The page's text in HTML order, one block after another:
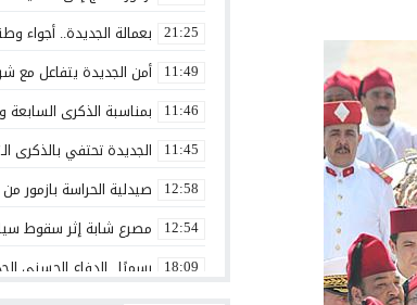
21:25 بعمالة الجديدة.. أجواء وطنية
11:49 أمن الجديدة يتفاعل مع
11:46 بمناسبة الذكرى السابعة
11:45 الجديدة تحتفي بالذكرى الـ27 لعيد العرش المجيد بتدشين مشاريع تنموية واجتماعية وتعزيز مبادرات الإدماج
12:58 صيدلية الحراسة بازمور من منتصف يوم السبت
12:54 مصرع شابة إثر سقوط
18:09 رسميًا.. الدفاع الحسني